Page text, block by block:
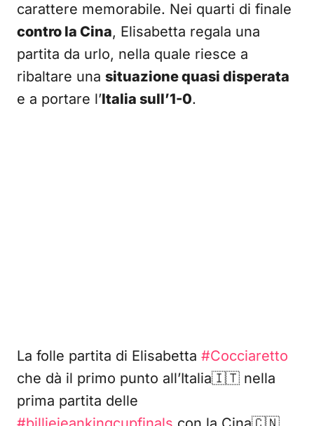
carattere memorabile. Nei quarti di finale
contro la Cina, Elisabetta regala una
partita da urlo, nella quale riesce a
ribaltare una situazione quasi disperata
e a portare l’Italia sull’1-0.
La folle partita di Elisabetta #Cocciaretto
che dà il primo punto all’Italia🇮🇹 nella
prima partita delle